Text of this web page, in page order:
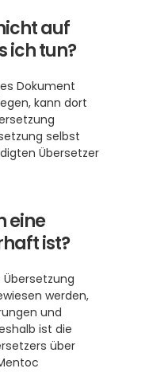
auf
ich tun?
Dokument
kann dort
selbst
Übersetzer
eine
ist?
werden,
und
ist die
über